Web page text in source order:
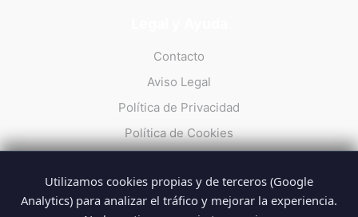
Contacto
Aviso Legal
Política de Privacidad
Política de Cookies
Utilizamos cookies propias y de terceros (Google
Analytics) para analizar el tráfico y mejorar la experiencia.